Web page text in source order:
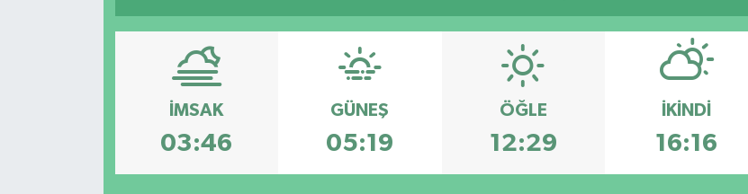
İMSAK
03:46
GÜNEŞ
05:19
ÖĞLE
12:29
İKINDI
16:16